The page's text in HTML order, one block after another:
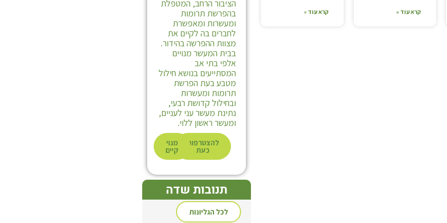
קרא עוד » קרא עוד »
הציבור הרחב, המטפלת
בהפרשת תרומות
ומעשרות ומאפשרת
לחברים בה לקיים את
מצוות ההפרשה בהידור.
בבית המעשר מנויים
אלפי בתי אב
המסתייעים בנושא חילול
מטבע בעת הפרשת
תרומות ומעשרות
ובחילול קדושת רבעי,
נתינת מעשר עני לעניים,
ומעשר ראשון ללוי.
להצטרפות
כעת
מנוי
קיים
תנובות שדה
לכל הגליונות